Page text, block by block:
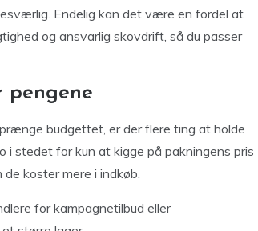
Endelig kan det være en fordel at
og ansvarlig skovdrift, så du passer
pengene
budgettet, er der flere ting at holde
i stedet for kun at kigge på pakningens pris
koster mere i indkøb.
for kampagnetilbud eller